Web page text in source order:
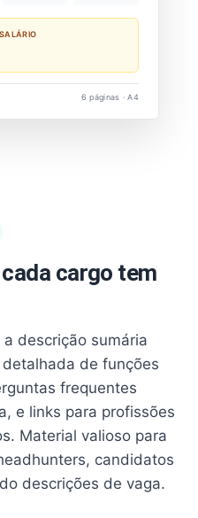
6 páginas · A4
cargo tem
descrição sumária
de funções
frequentes
e links para profissões
Material valioso para
candidatos
descrições de vaga.